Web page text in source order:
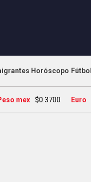
Horóscopo Fútbol
mex $0.3700 Euro